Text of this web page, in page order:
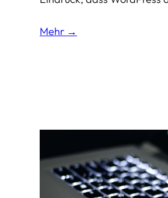
Mehr →